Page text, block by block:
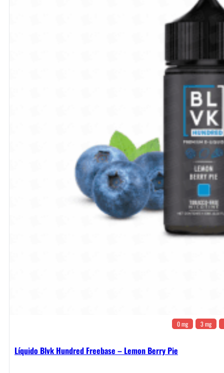
0 mg 3 mg
Líquido Blvk Hundred Freebase – Lemon Berry Pie